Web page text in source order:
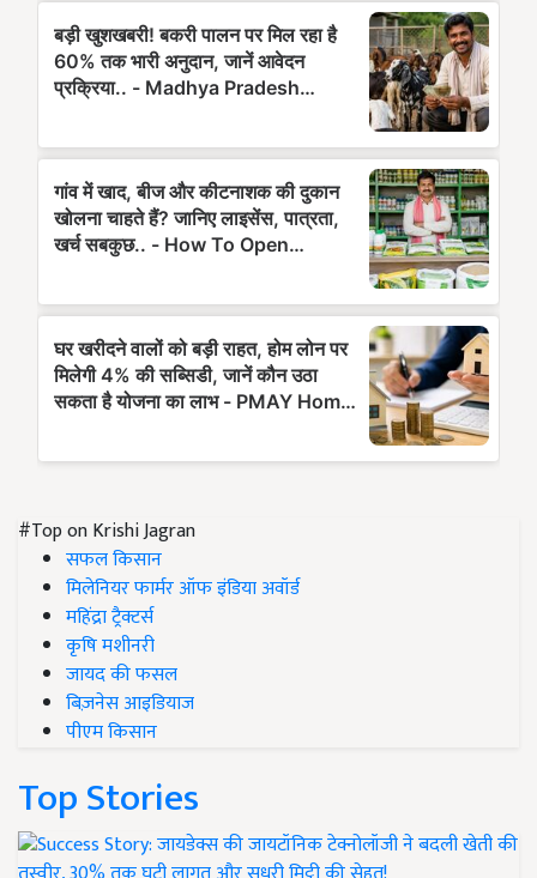
#Top on Krishi Jagran
सफल किसान
मिलेनियर फार्मर ऑफ इंडिया अवॉर्ड
महिंद्रा ट्रैक्टर्स
कृषि मशीनरी
जायद की फसल
बिज़नेस आइडियाज
पीएम किसान
Top Stories